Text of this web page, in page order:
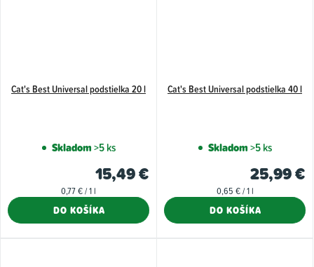
Cat's Best Universal podstielka 20 l
Skladom>5 ks
15,49 €
Jednotková
0,77 € / 1 l
DO KOŠÍKA
Cat's Best Universal podstielka 40 l
Skladom>5 ks
25,99 €
Jednotková
0,65 € / 1 l
DO KOŠÍKA